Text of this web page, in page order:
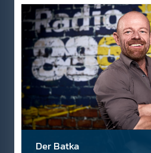
Der Batka